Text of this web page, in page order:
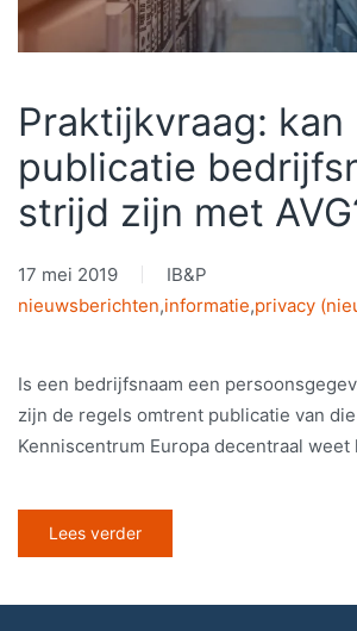
Praktijkvraag: kan
publicatie
strijd zijn met
17 mei 2019
IB&P
nieuwsberichten,informatie,privacy
Is een bedrijfsnaam een
zijn de regels omtrent publicatie van
Kenniscentrum Europa decentraal weet
Lees verder